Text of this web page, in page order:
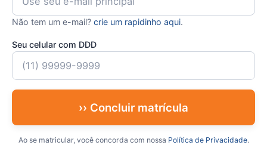
Não tem um e-mail? crie um rapidinho aqui.
Seu celular com DDD
›› Concluir matrícula
Ao se matricular, você concorda com nossa Política de Privacidade.